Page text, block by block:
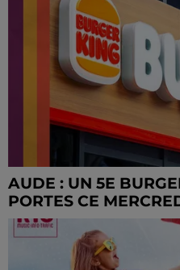
AUDE : UN 5E
PORTES CE